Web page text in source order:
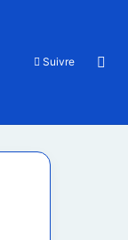
Suivre